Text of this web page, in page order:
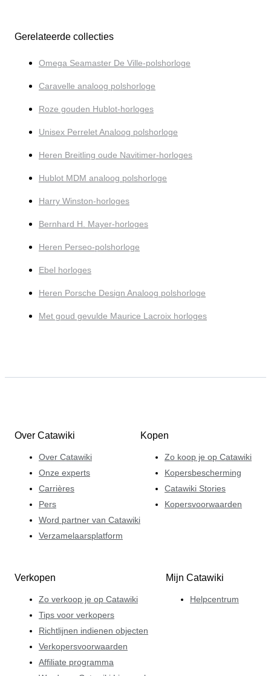
Gerelateerde collecties
Omega Seamaster De Ville-polshorloge
Caravelle analoog polshorloge
Roze gouden Hublot-horloges
Unisex Perrelet Analoog polshorloge
Heren Breitling oude Navitimer-horloges
Hublot MDM analoog polshorloge
Harry Winston-horloges
Bernhard H. Mayer-horloges
Heren Perseo-polshorloge
Ebel horloges
Heren Porsche Design Analoog polshorloge
Met goud gevulde Maurice Lacroix horloges
Over Catawiki
Over Catawiki
Onze experts
Carrières
Pers
Word partner van Catawiki
Verzamelaarsplatform
Kopen
Zo koop je op Catawiki
Kopersbescherming
Catawiki Stories
Kopersvoorwaarden
Verkopen
Zo verkoop je op Catawiki
Tips voor verkopers
Richtlijnen indienen objecten
Verkopersvoorwaarden
Affiliate programma
Mijn Catawiki
Helpcentrum